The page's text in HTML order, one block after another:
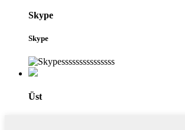
Skype
Skype
Üst